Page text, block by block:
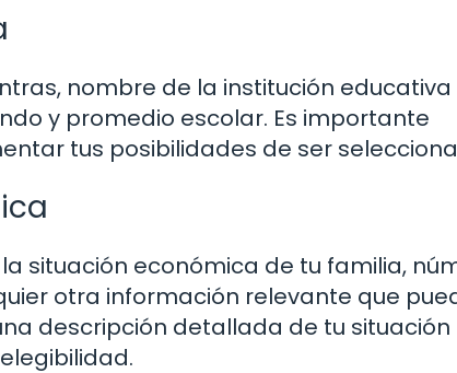
nombre de la institución
y promedio escolar. Es importante
tus posibilidades de ser
situación económica de tu familia,
otra información relevante que
descripción detallada de tu situación